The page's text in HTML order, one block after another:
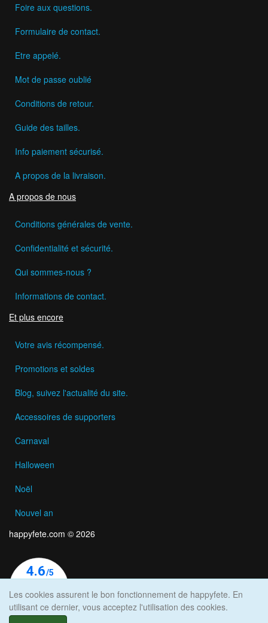
Foire aux questions.
Formulaire de contact.
Etre appelé.
Mot de passe oublié
Conditions de retour.
Guide des tailles.
Info paiement sécurisé.
A propos de la livraison.
A propos de nous
Conditions générales de vente.
Confidentialité et sécurité.
Qui sommes-nous ?
Informations de contact.
Et plus encore
Votre avis récompensé.
Promotions et soldes
Blog, suivez l'actualité du site.
Accessoires de supporters
Carnaval
Halloween
Noël
Nouvel an
happyfete.com © 2026
Les cookies assurent le bon fonctionnement de happyfete. En
utilisant ce dernier, vous acceptez l'utilisation des cookies.